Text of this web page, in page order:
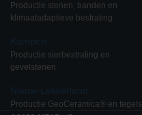
Productie stenen, banden en
klimaatadaptieve bestrating
Kampen
Productie sierbestrating en
gevelstenen
Nieuw-Lekkerland
Productie GeoCeramica® en tegels